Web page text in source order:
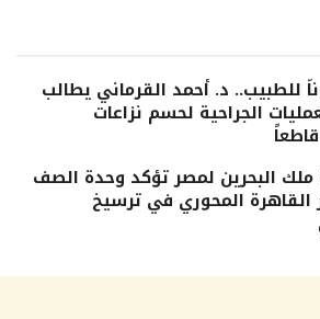
للطبيب.. د. أحمد القرماني يطالب
الجراحية لحسم نزاعات
ملك البحرين لمصر تؤكد وحدة الصف
المحوري في ترسيخ